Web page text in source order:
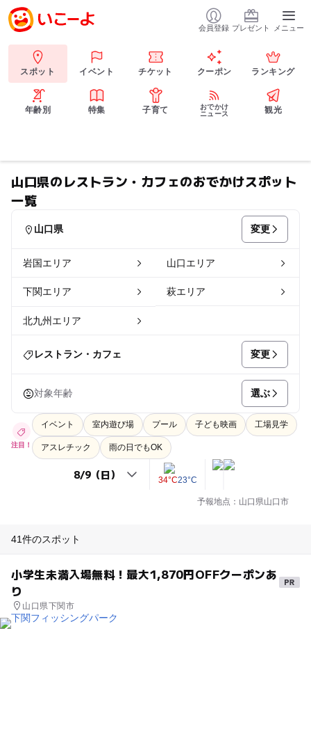
会員登録 プレゼント メニュー
スポット イベント チケット クーポン ランキング
年齢別 特集 子育て
おでかけ
ニュース
観光
山口県のレストラン・カフェのおでかけスポット
一覧
山口県 変更
岩国エリア 山口エリア
下関エリア 萩エリア
北九州エリア
レストラン・カフェ 変更
対象年齢 選ぶ
注目！
イベント 室内遊び場 プール 子ども映画 工場見学
アスレチック 雨の日でもOK
34°C23°C
予報地点：山口県山口市
41件のスポット
小学生未満入場無料！最大1,870円OFFクーポンあ
り
山口県下関市